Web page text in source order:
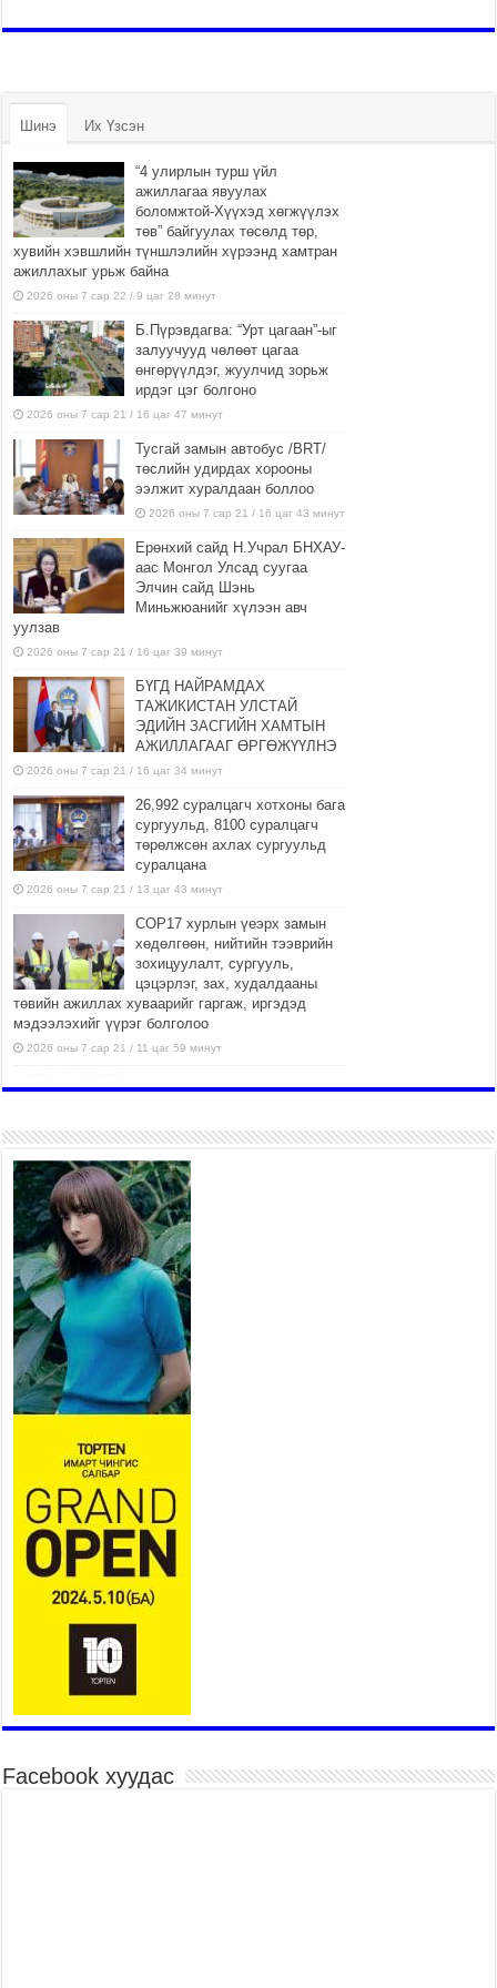
Шинэ Их Үзсэн
“4 улирлын турш үйл
ажиллагаа явуулах
боломжтой-Хүүхэд хөгжүүлэх
төв” байгуулах төсөлд төр,
хувийн хэвшлийн түншлэлийн хүрээнд хамтран
ажиллахыг урьж байна
2026 оны 7 сар 22 / 9 цаг 28 минут
Б.Пүрэвдагва: “Урт цагаан”-ыг
залуучууд чөлөөт цагаа
өнгөрүүлдэг, жуулчид зорьж
ирдэг цэг болгоно
2026 оны 7 сар 21 / 16 цаг 47 минут
Тусгай замын автобус /BRT/
төслийн удирдах хорооны
ээлжит хуралдаан боллоо
2026 оны 7 сар 21 / 16 цаг 43 минут
Ерөнхий сайд Н.Учрал БНХАУ-
аас Монгол Улсад суугаа
Элчин сайд Шэнь
Миньжюанийг хүлээн авч
уулзав
2026 оны 7 сар 21 / 16 цаг 39 минут
БҮГД НАЙРАМДАХ
ТАЖИКИСТАН УЛСТАЙ
ЭДИЙН ЗАСГИЙН ХАМТЫН
АЖИЛЛАГААГ ӨРГӨЖҮҮЛНЭ
2026 оны 7 сар 21 / 16 цаг 34 минут
26,992 суралцагч хотхоны бага
сургуульд, 8100 суралцагч
төрөлжсөн ахлах сургуульд
суралцана
2026 оны 7 сар 21 / 13 цаг 43 минут
COP17 хурлын үеэрх замын
хөдөлгөөн, нийтийн тээврийн
зохицуулалт, сургууль,
цэцэрлэг, зах, худалдааны
төвийн ажиллах хуваарийг гаргаж, иргэдэд
мэдээлэхийг үүрэг болголоо
2026 оны 7 сар 21 / 11 цаг 59 минут
сонирхлыг нэн тэргүүнд
хангахыг баталгаажууллаа
2026 оны 7 сар 21 / 11 цаг 42 минут
Б.Пүрэвдагва: “Туул-1”
коллекторыг ашиглалтад
оруулж байж бид гэр
хорооллыг барилгажуулна
2026 оны 7 сар 21 / 10 цаг 15 минут
НИЙСЛЭЛ, АЙМГИЙН
УДИРДЛАГУУДЫН АЖЛЫГ
ХҮНД СУРТЛЫГ БУУРУУЛЖ,
ИРГЭД, АЖ АХУЙН НЭГЖИЙН
АЧААГ ХЭРХЭН ХӨНГӨЛСНӨӨР ДҮГНЭНЭ
2026 оны 7 сар 21 / 10 цаг 09 минут
Байнгын хорооны дарга М.Мандхай Цөлжилттэй
тэмцэх тухай НҮБ-ын конвенцын талуудын 17
дугаар бага хурал (СОР17)-ын бэлтгэл ажлын
явцтай танилцлаа
2026 оны 7 сар 21 / 10 цаг 03 минут
Б.Пүрэвдагва: Бүтээн байгуулалтын аливаа
уялдаа холбоогүйгээс саатах ёсгүй
2026 оны 7 сар 20 / 17 цаг 21 минут
“Сэлбэ 20 минутын хот” төслийн анхны 12
давхар барилгын үндсэн карказ, цутгалтын ажил
дууслаа
Facebook хуудас